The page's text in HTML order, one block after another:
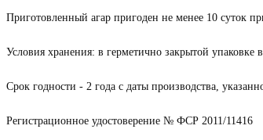
Приготовленный агар пригоден не менее 10 суток
Условия хранения: в герметично закрытой
Срок годности - 2 года с даты производства,
Регистрационное удостоверение № ФСР 2011/11416